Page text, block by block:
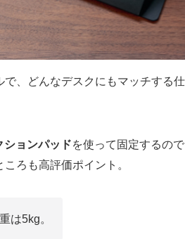
、どんなデスクにもマッチする
ションパッドを使って固定するの
ころも高評価ポイント。
は5kg。